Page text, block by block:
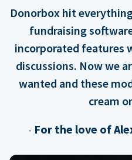
Donorbox hit
fundraising
incorporated features
discussions. Now we
wanted and these
cream
- For the love of